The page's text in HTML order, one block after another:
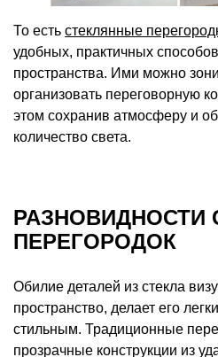
То есть стеклянные
удобных, практичных
пространства. Ими можно
организовать переговорную
этом сохранив атмосферу и
количество света.
РАЗНОВИДНОСТИ
ПЕРЕГОРОДОК
Обилие деталей из стекла
пространство, делает его
стильным. Традиционные
прозрачные конструкции из